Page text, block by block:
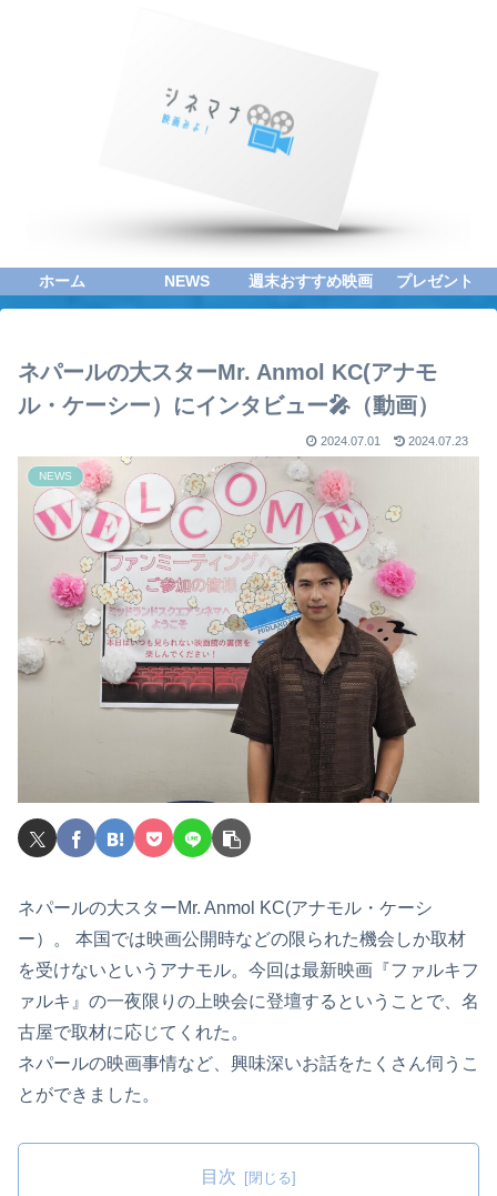
ホーム NEWS 週末おすすめ映画 プレゼント
ネパールの大スターMr. Anmol KC(アナモ
ル・ケーシー）にインタビュー🎤（動画）
2024.07.01 2024.07.23
NEWS
ネパールの大スターMr. Anmol KC(アナモル・ケーシ
ー）。 本国では映画公開時などの限られた機会しか取材
を受けないというアナモル。今回は最新映画『ファルキフ
ァルキ』の一夜限りの上映会に登壇するということで、名
古屋で取材に応じてくれた。
ネパールの映画事情など、興味深いお話をたくさん伺うこ
とができました。
目次